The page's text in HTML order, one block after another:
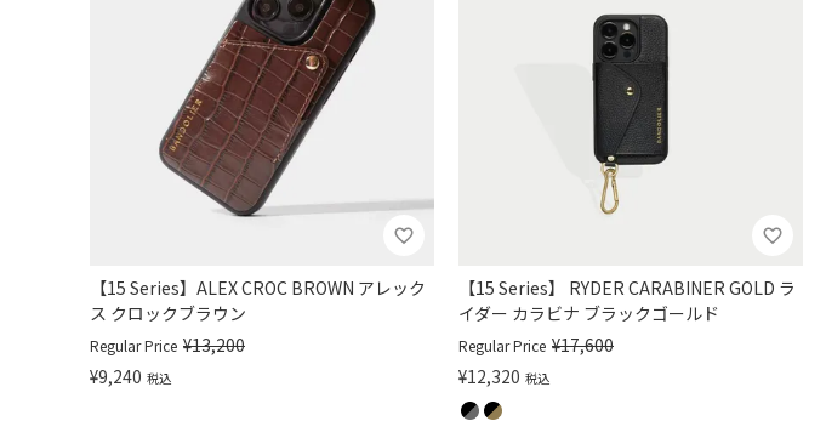
【15 Series】ALEX CROC BROWN アレック
ス クロックブラウン
Regular Price ¥13,200
¥9,240 税込
【15 Series】 RYDER CARABINER GOLD ラ
イダー カラビナ ブラックゴールド
Regular Price ¥17,600
¥12,320 税込